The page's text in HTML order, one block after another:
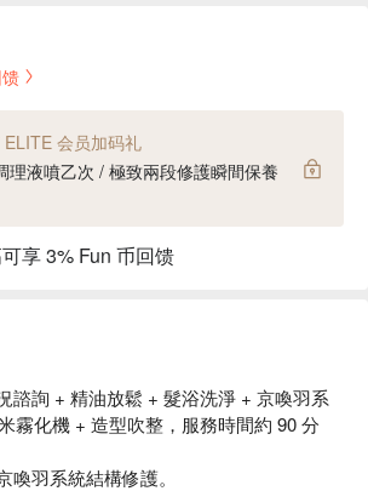
会员加码礼
理液噴乙次 / 極致兩段修護瞬間保養
享 3% Fun 币回馈
諮詢 + 精油放鬆 + 髮浴洗淨 + 京喚羽系
霧化機 + 造型吹整，服務時間約 90 分
喚羽系統結構修護。